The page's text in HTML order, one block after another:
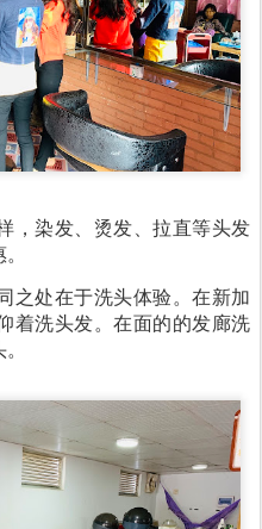
，染发、烫发、拉直等头发
之处在于洗头体验。在新加
着洗头发。在面的的发廊洗